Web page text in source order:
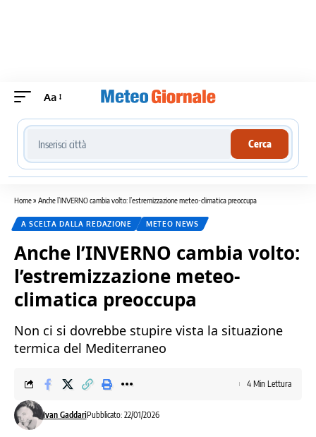
Aa
Cerca località meteo
Cerca
Home» Anche l’INVERNO cambia volto: l’estremizzazione meteo-climatica preoccupa
A SCELTA DALLA REDAZIONE METEO NEWS
Anche l’INVERNO cambia volto:
l’estremizzazione meteo-
climatica preoccupa
Non ci si dovrebbe stupire vista la situazione
termica del Mediterraneo
Ivan GaddariPubblicato: 22/01/2026
4 Min Lettura